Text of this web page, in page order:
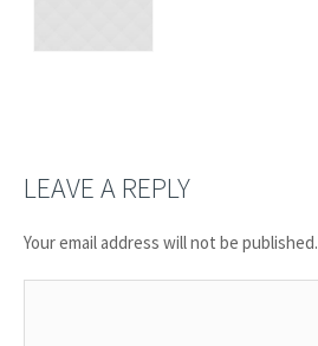
LEAVE A REPLY
Your email address will not be published.